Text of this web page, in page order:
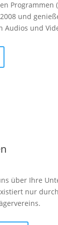
Programmen
und
Audios und
über Ihre
nur